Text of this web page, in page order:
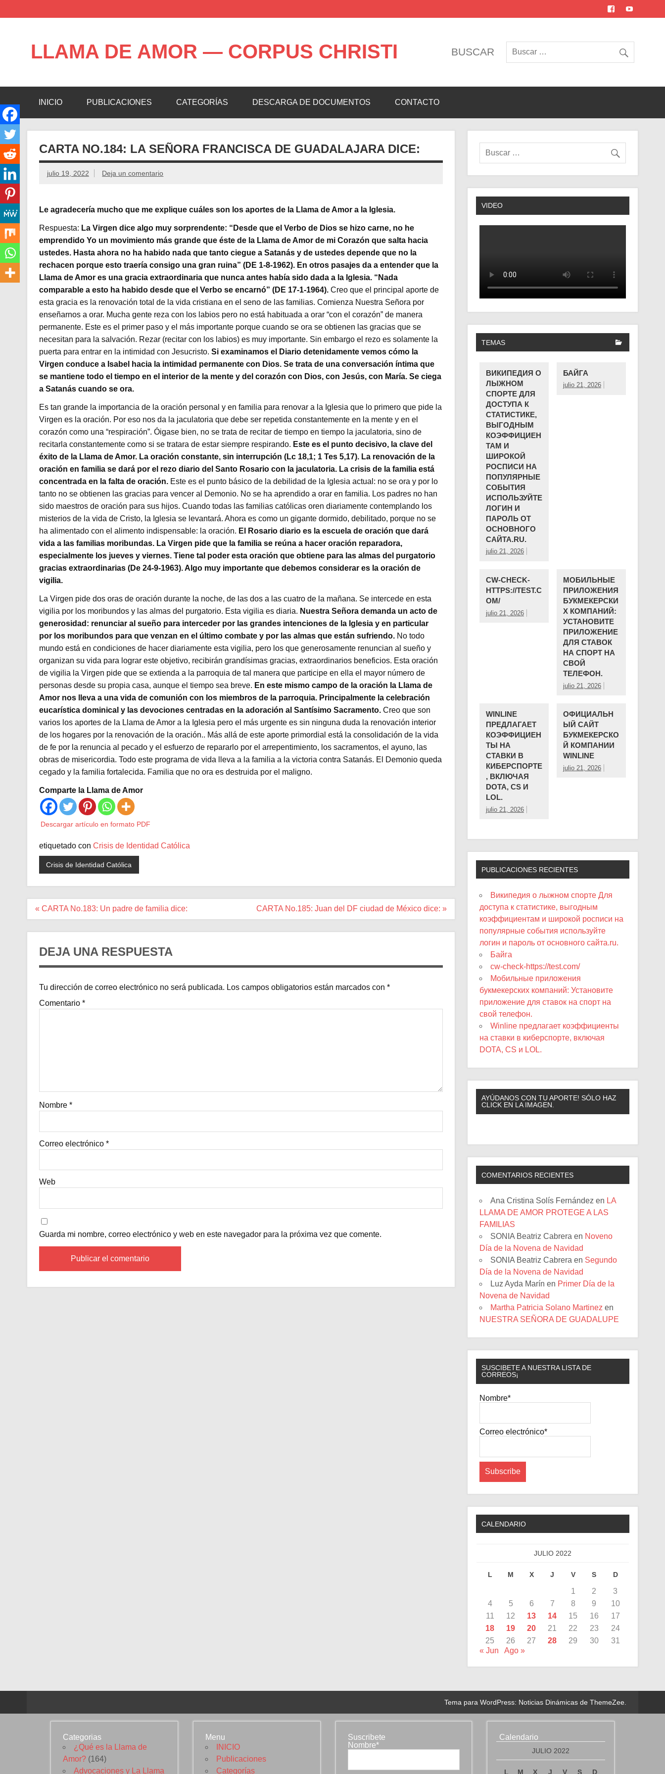
contenido
LLAMA DE AMOR — CORPUS CHRISTI BUSCAR
INICIO PUBLICACIONES CATEGORÍAS DESCARGA DE DOCUMENTOS CONTACTO
CARTA NO.184: LA SEÑORA FRANCISCA DE GUADALAJARA DICE:
julio 19, 2022 Deja un comentario
Le agradecería mucho que me explique cuáles son los aportes de la Llama de Amor a la Iglesia.
Respuesta: La Virgen dice algo muy sorprendente: “Desde que el Verbo de Dios se hizo carne, no he
emprendido Yo un movimiento más grande que éste de la Llama de Amor de mi Corazón que salta hacia
ustedes. Hasta ahora no ha habido nada que tanto ciegue a Satanás y de ustedes depende que no la
rechacen porque esto traería consigo una gran ruina” (DE 1-8-1962). En otros pasajes da a entender que la
Llama de Amor es una gracia extraordinaria que nunca antes había sido dada a la Iglesia. “Nada
comparable a esto ha habido desde que el Verbo se encarnó” (DE 17-1-1964). Creo que el principal aporte de
esta gracia es la renovación total de la vida cristiana en el seno de las familias. Comienza Nuestra Señora por
enseñarnos a orar. Mucha gente reza con los labios pero no está habituada a orar “con el corazón” de manera
permanente. Este es el primer paso y el más importante porque cuando se ora se obtienen las gracias que se
necesitan para la salvación. Rezar (recitar con los labios) es muy importante. Sin embargo el rezo es solamente la
puerta para entrar en la intimidad con Jesucristo. Si examinamos el Diario detenidamente vemos cómo la
Virgen conduce a Isabel hacia la intimidad permanente con Dios. Se trata de una conversación íntima que
se mantiene todo el tiempo en el interior de la mente y del corazón con Dios, con Jesús, con María. Se ciega
a Satanás cuando se ora.
Es tan grande la importancia de la oración personal y en familia para renovar a la Iglesia que lo primero que pide la
Virgen es la oración. Por eso nos da la jaculatoria que debe ser repetida constantemente en la mente y en el
corazón como una “respiración”. Óigase bien, no se trata de recitar de tiempo en tiempo la jaculatoria, sino de
recitarla constantemente como si se tratara de estar siempre respirando. Este es el punto decisivo, la clave del
éxito de la Llama de Amor. La oración constante, sin interrupción (Lc 18,1; 1 Tes 5,17). La renovación de la
oración en familia se dará por el rezo diario del Santo Rosario con la jaculatoria. La crisis de la familia está
concentrada en la falta de oración.Este es el punto básico de la debilidad de la Iglesia actual: no se ora y por lo
tanto no se obtienen las gracias para vencer al Demonio. No se ha aprendido a orar en familia. Los padres no han
sido maestros de oración para sus hijos. Cuando todas las familias católicas oren diariamente contemplando los
misterios de la vida de Cristo, la Iglesia se levantará. Ahora es como un gigante dormido, debilitado, porque no se
ha alimentado con el alimento indispensable: la oración. El Rosario diario es la escuela de oración que dará
vida a las familias moribundas. La Virgen pide que la familia se reúna a hacer oración reparadora,
especialmente los jueves y viernes. Tiene tal poder esta oración que obtiene para las almas del purgatorio
gracias extraordinarias (De 24-9-1963). Algo muy importante que debemos considerar es la oración de
vigilia.
La Virgen pide dos oras de oración durante la noche, de las dos a las cuatro de la mañana. Se intercede en esta
vigilia por los moribundos y las almas del purgatorio. Esta vigilia es diaria. Nuestra Señora demanda un acto de
generosidad: renunciar al sueño para interceder por las grandes intenciones de la Iglesia y en particular
por los moribundos para que venzan en el último combate y por las almas que están sufriendo. No todo
mundo está en condiciones de hacer diariamente esta vigilia, pero los que generosamente renuncian al sueño y
organizan su vida para lograr este objetivo, recibirán grandísimas gracias, extraordinarios beneficios. Esta oración
de vigilia la Virgen pide que se extienda a la parroquia de tal manera que participe en ella el mayor número de
personas desde su propia casa, aunque el tiempo sea breve. En este mismo campo de la oración la Llama de
Amor nos lleva a una vida de comunión con los miembros de la parroquia. Principalmente la celebración
eucarística dominical y las devociones centradas en la adoración al Santísimo Sacramento.Creo que son
varios los aportes de la Llama de Amor a la Iglesia pero el más urgente es sin ninguna duda la renovación interior
de los hogares por la renovación de la oración.. Más allá de este aporte primordial está la consolidación de la vida
de fe por la renuncia al pecado y el esfuerzo de repararlo por el arrepentimiento, los sacramentos, el ayuno, las
obras de misericordia. Todo este programa de vida lleva a la familia a la victoria contra Satanás. El Demonio queda
cegado y la familia fortalecida. Familia que no ora es destruida por el maligno.
Comparte la Llama de Amor
Descargar artículo en formato PDF
etiquetado con Crisis de Identidad Católica
Crisis de Identidad Católica
Navegación
« CARTA No.183: Un padre de familia dice: CARTA No.185: Juan del DF ciudad de México dice: »
DEJA UNA RESPUESTA
Tu dirección de correo electrónico no será publicada. Los campos obligatorios están marcados con *
Comentario *
Nombre *
Correo electrónico *
Web
Guarda mi nombre, correo electrónico y web en este navegador para la próxima vez que comente.
VIDEO
TEMAS
ВИКИПЕДИЯ О
ЛЫЖНОМ
СПОРТЕ ДЛЯ
ДОСТУПА К
СТАТИСТИКЕ,
ВЫГОДНЫМ
КОЭФФИЦИЕН
ТАМ И
ШИРОКОЙ
РОСПИСИ НА
ПОПУЛЯРНЫЕ
СОБЫТИЯ
ИСПОЛЬЗУЙТЕ
ЛОГИН И
ПАРОЛЬ ОТ
ОСНОВНОГО
САЙТА.RU.
julio 21, 2026
БАЙГА
julio 21, 2026
CW-CHECK-
HTTPS://TEST.C
OM/
julio 21, 2026
МОБИЛЬНЫЕ
ПРИЛОЖЕНИЯ
БУКМЕКЕРСКИ
Х КОМПАНИЙ:
УСТАНОВИТЕ
ПРИЛОЖЕНИЕ
ДЛЯ СТАВОК
НА СПОРТ НА
СВОЙ
ТЕЛЕФОН.
julio 21, 2026
WINLINE
ПРЕДЛАГАЕТ
КОЭФФИЦИЕН
ТЫ НА
СТАВКИ В
КИБЕРСПОРТЕ
, ВКЛЮЧАЯ
DOTA, CS И
LOL.
julio 21, 2026
ОФИЦИАЛЬН
ЫЙ САЙТ
БУКМЕКЕРСКО
Й КОМПАНИИ ️
WINLINE
julio 21, 2026
PUBLICACIONES RECIENTES
Википедия о лыжном спорте Для
доступа к статистике, выгодным
коэффициентам и широкой росписи на
популярные события используйте
логин и пароль от основного сайта.ru.
Байга
cw-check-https://test.com/
Мобильные приложения
букмекерских компаний: Установите
приложение для ставок на спорт на
свой телефон.
Winline предлагает коэффициенты
на ставки в киберспорте, включая
DOTA, CS и LOL.
AYÚDANOS CON TU APORTE! SÓLO HAZ
CLICK EN LA IMAGEN.
COMENTARIOS RECIENTES
Ana Cristina Solís Fernández en LA
LLAMA DE AMOR PROTEGE A LAS
FAMILIAS
SONIA Beatriz Cabrera en Noveno
Día de la Novena de Navidad
SONIA Beatriz Cabrera en Segundo
Día de la Novena de Navidad
Luz Ayda Marín en Primer Día de la
Novena de Navidad
Martha Patricia Solano Martinez en
NUESTRA SEÑORA DE GUADALUPE
SUSCIBETE A NUESTRA LISTA DE
CORREOS¡
Nombre*
Correo electrónico*
CALENDARIO
JULIO 2022
L M X J V S D
1 2
3
4
5 6 7 8 9
10
11
12 13 14 15 16
17
18
19 20 21 22 23
24
25
26 27 28 29 30
31
« Jun
Ago »
Tema para WordPress: Noticias Dinámicas de ThemeZee.
Categorias
¿Qué es la Llama de
Amor? (164)
Advocaciones y La Llama
Menu
INICIO
Publicaciones
Categorías
Suscribete
Nombre*
Calendario
JULIO 2022
L M X J V S D